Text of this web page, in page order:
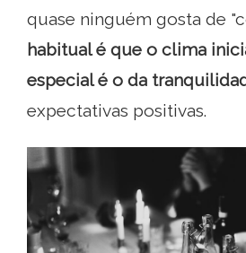
quase ninguém gosta de
habitual é que o clima
especial é o da
expectativas positivas.